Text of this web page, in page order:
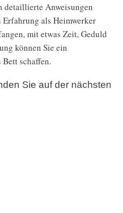
detaillierte Anweisungen
Erfahrung als Heimwerker
mit etwas Zeit, Geduld
können Sie ein
schaffen.
Sie auf der nächsten